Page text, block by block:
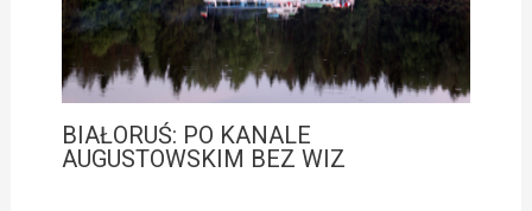
BIAŁORUŚ: PO KANALE
AUGUSTOWSKIM BEZ WIZ